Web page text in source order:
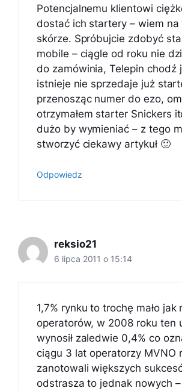
Potencjalnemu klientowi
dostać ich startery – wiem na
skórze. Spróbujcie zdobyć
mobile – ciągle od roku nie
do zamówinia, Telepin chodź
istnieje nie sprzedaje już
przenosząc numer do ezo,
otrzymałem starter Snickers
dużo by wymieniać – z tego
stworzyć ciekawy artykuł 🙂
Odpowiedz
reksio21
6 lipca 2011 o 15:14
1,7% rynku to trochę mało jak
operatorów, w 2008 roku ten
wynosił zaledwie 0,4% co
ciągu 3 lat operatorzy MVNO
zanotowali większych
odstrasza to jednak nowych –